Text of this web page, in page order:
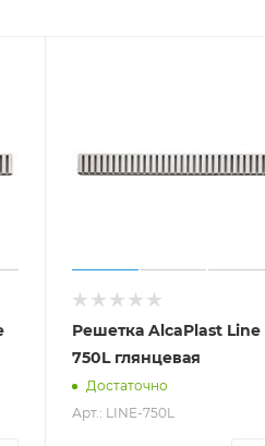
Решетка AlcaPlast Line
750L глянцевая
Достаточно
Арт.: LINE-750L